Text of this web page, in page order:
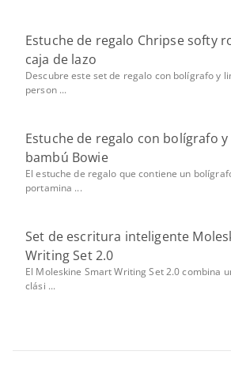
Estuche de regalo Chripse softy
caja de lazo
Descubre este set de regalo con bolígrafo y
person ...
Estuche de regalo con bolígrafo
bambú Bowie
El estuche de regalo que contiene un
portamina ...
Set de escritura inteligente
Writing Set 2.0
El Moleskine Smart Writing Set 2.0 combina
clási ...